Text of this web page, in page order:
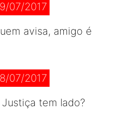
07/2017
avisa, amigo é
07/2017
Justiça tem lado?